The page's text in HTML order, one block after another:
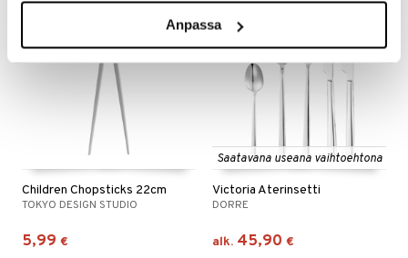
Anpassa
Children Chopsticks 22cm
TOKYO DESIGN STUDIO
5,99 €
Saatavana useana vaihtoehtona
Victoria Aterinsetti
DORRE
alk. 45,90 €